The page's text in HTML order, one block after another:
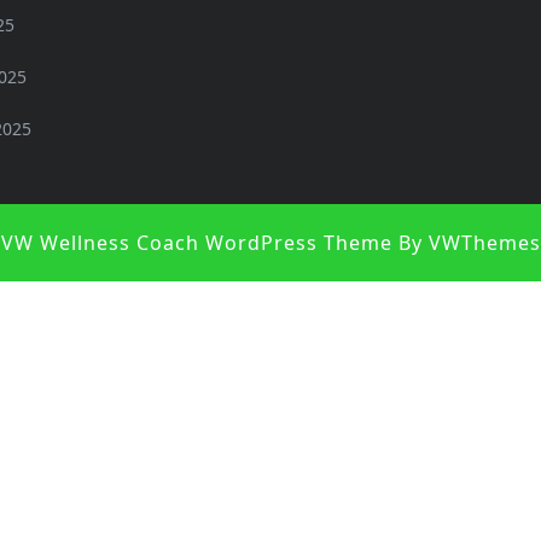
VW Wellness Coach WordPress Theme By VWThemes